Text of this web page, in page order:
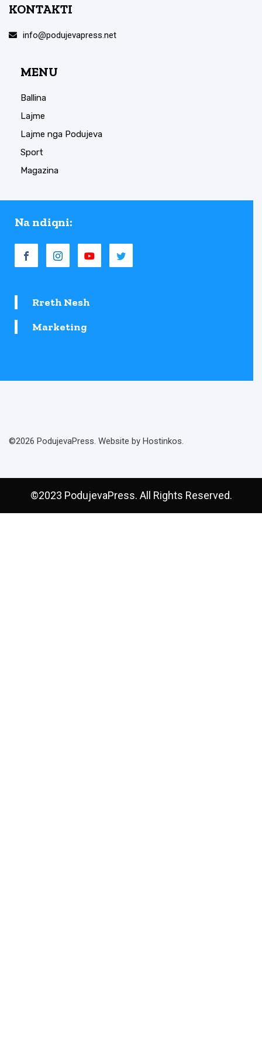
KONTAKTI
info@podujevapress.net
MENU
Ballina
Lajme
Lajme nga Podujeva
Sport
Magazina
Na ndiqni:
Rreth Nesh
Marketing
©2026 PodujevaPress. Website by Hostinkos.
©2023 PodujevaPress. All Rights Reserved.